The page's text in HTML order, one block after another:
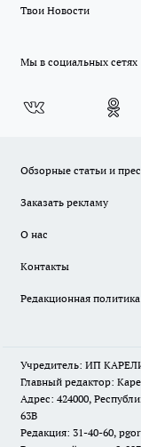
Твои Новости
Мы в социальных сетях
Обзорные статьи и
Заказать рекламу
О нас
Контакты
Редакционная политика
Учредитель: ИП
Главный редактор:
Адрес: 424000,
63В
Редакция: 31-40-60,